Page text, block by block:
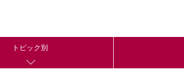
トピック別